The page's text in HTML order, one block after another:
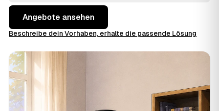
Zwenkau, der Sie überzeugt.
Angebote ansehen
Beschreibe dein Vorhaben, erhalte die passende Lösung